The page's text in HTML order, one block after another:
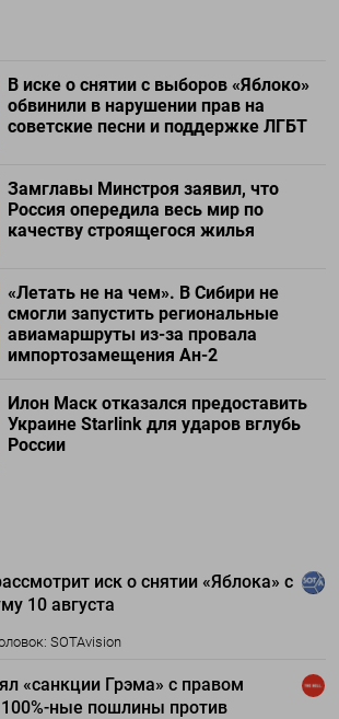
В иске о снятии с выборов «Яблоко»
обвинили в нарушении прав на
советские песни и поддержке ЛГБТ
Замглавы Минстроя заявил, что
Россия опередила весь мир по
качеству строящегося жилья
«Летать не на чем». В Сибири не
смогли запустить региональные
авиамаршруты из-за провала
импортозамещения Ан-2
Илон Маск отказался предоставить
Украине Starlink для ударов вглубь
России